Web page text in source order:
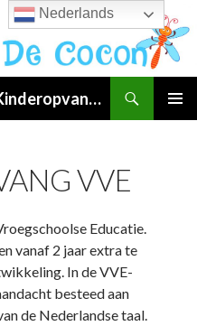
Kinderopvang De Cocon – Kinderopvang van 07:00 tot 19:00 uur in Klundert!
VVE
Educatie.
vanaf 2 jaar extra te
In de VVE-
besteed aan
de Nederlandse taal.
Nederlands